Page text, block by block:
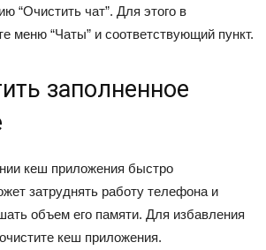
“Очистить чат”. Для этого в
меню “Чаты” и соответствующий пункт.
заполненное
кеш приложения быстро
затруднять работу телефона и
объем его памяти. Для избавления
кеш приложения.